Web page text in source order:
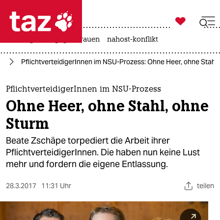
 taz zahl ich
taz zahl ich
themen
politik
öko
gesellschaft
sport

taz zahl ich
gewalt gegen frauen nahost-konflikt
PflichtverteidigerInnen im NSU-Prozess: Ohne Heer, ohne
PflichtverteidigerInnen im NSU-Prozess
Ohne Heer, ohne Stahl, ohne
Sturm
Beate Zschäpe torpediert die Arbeit ihrer
PflichtverteidigerInnen. Die haben nun keine Lust
mehr und fordern die eigene Entlassung.
28.3.2017 11:31 Uhr teilen